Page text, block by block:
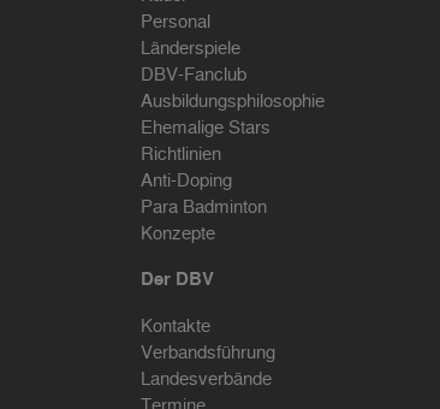
Personal
Länderspiele
DBV-Fanclub
Ausbildungsphilosophie
Ehemalige Stars
Richtlinien
Anti-Doping
Para Badminton
Konzepte
Der DBV
Kontakte
Verbandsführung
Landesverbände